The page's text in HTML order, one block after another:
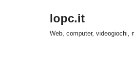
Iopc.it
Web, computer, videogiochi,